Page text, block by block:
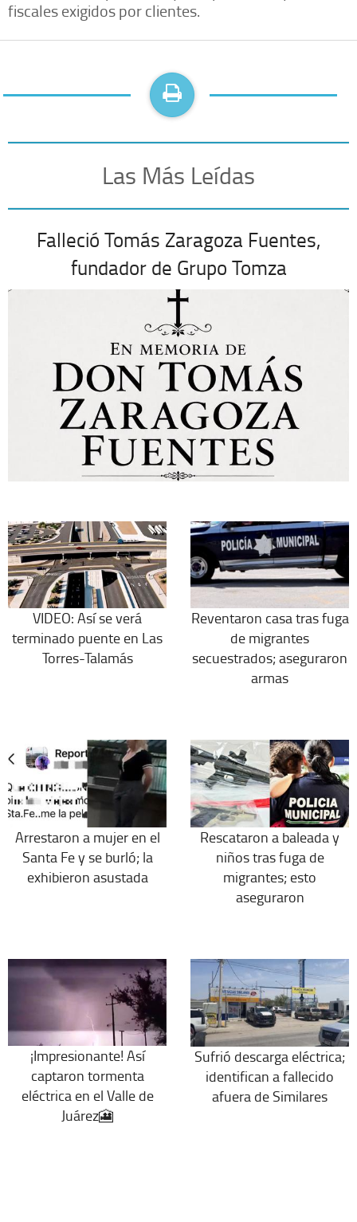
fiscales exigidos por clientes.
Las Más Leídas
Falleció Tomás Zaragoza Fuentes,
fundador de Grupo Tomza
VIDEO: Así se verá
terminado puente en Las
Torres-Talamás
Reventaron casa tras fuga
de migrantes
secuestrados; aseguraron
armas
Arrestaron a mujer en el
Santa Fe y se burló; la
exhibieron asustada
Rescataron a baleada y
niños tras fuga de
migrantes; esto
aseguraron
¡Impresionante! Así
captaron tormenta
eléctrica en el Valle de
Juárez🎦
Sufrió descarga eléctrica;
identifican a fallecido
afuera de Similares